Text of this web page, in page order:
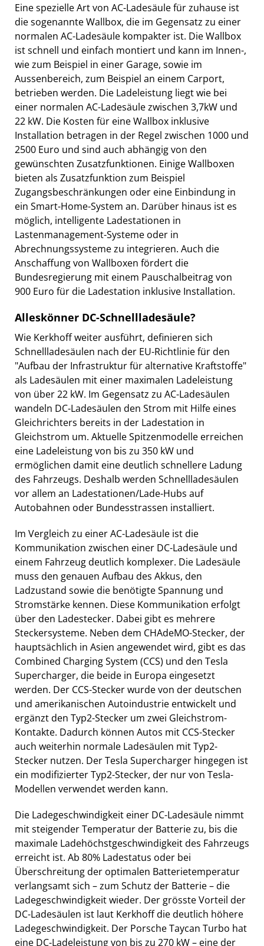
Eine spezielle Art von AC-Ladesäule für zuhause ist
die sogenannte Wallbox, die im Gegensatz zu einer
normalen AC-Ladesäule kompakter ist. Die Wallbox
ist schnell und einfach montiert und kann im Innen-,
wie zum Beispiel in einer Garage, sowie im
Aussenbereich, zum Beispiel an einem Carport,
betrieben werden. Die Ladeleistung liegt wie bei
einer normalen AC-Ladesäule zwischen 3,7kW und
22 kW. Die Kosten für eine Wallbox inklusive
Installation betragen in der Regel zwischen 1000 und
2500 Euro und sind auch abhängig von den
gewünschten Zusatzfunktionen. Einige Wallboxen
bieten als Zusatzfunktion zum Beispiel
Zugangsbeschränkungen oder eine Einbindung in
ein Smart-Home-System an. Darüber hinaus ist es
möglich, intelligente Ladestationen in
Lastenmanagement-Systeme oder in
Abrechnungssysteme zu integrieren. Auch die
Anschaffung von Wallboxen fördert die
Bundesregierung mit einem Pauschalbeitrag von
900 Euro für die Ladestation inklusive Installation.
Alleskönner DC-Schnellladesäule?
Wie Kerkhoff weiter ausführt, definieren sich
Schnellladesäulen nach der EU-Richtlinie für den
"Aufbau der Infrastruktur für alternative Kraftstoffe"
als Ladesäulen mit einer maximalen Ladeleistung
von über 22 kW. Im Gegensatz zu AC-Ladesäulen
wandeln DC-Ladesäulen den Strom mit Hilfe eines
Gleichrichters bereits in der Ladestation in
Gleichstrom um. Aktuelle Spitzenmodelle erreichen
eine Ladeleistung von bis zu 350 kW und
ermöglichen damit eine deutlich schnellere Ladung
des Fahrzeugs. Deshalb werden Schnellladesäulen
vor allem an Ladestationen/Lade-Hubs auf
Autobahnen oder Bundesstrassen installiert.
Im Vergleich zu einer AC-Ladesäule ist die
Kommunikation zwischen einer DC-Ladesäule und
einem Fahrzeug deutlich komplexer. Die Ladesäule
muss den genauen Aufbau des Akkus, den
Ladzustand sowie die benötigte Spannung und
Stromstärke kennen. Diese Kommunikation erfolgt
über den Ladestecker. Dabei gibt es mehrere
Steckersysteme. Neben dem CHAdeMO-Stecker, der
hauptsächlich in Asien angewendet wird, gibt es das
Combined Charging System (CCS) und den Tesla
Supercharger, die beide in Europa eingesetzt
werden. Der CCS-Stecker wurde von der deutschen
und amerikanischen Autoindustrie entwickelt und
ergänzt den Typ2-Stecker um zwei Gleichstrom-
Kontakte. Dadurch können Autos mit CCS-Stecker
auch weiterhin normale Ladesäulen mit Typ2-
Stecker nutzen. Der Tesla Supercharger hingegen ist
ein modifizierter Typ2-Stecker, der nur von Tesla-
Modellen verwendet werden kann.
Die Ladegeschwindigkeit einer DC-Ladesäule nimmt
mit steigender Temperatur der Batterie zu, bis die
maximale Ladehöchstgeschwindigkeit des Fahrzeugs
erreicht ist. Ab 80% Ladestatus oder bei
Überschreitung der optimalen Batterietemperatur
verlangsamt sich – zum Schutz der Batterie – die
Ladegeschwindigkeit wieder. Der grösste Vorteil der
DC-Ladesäulen ist laut Kerkhoff die deutlich höhere
Ladegeschwindigkeit. Der Porsche Taycan Turbo hat
eine DC-Ladeleistung von bis zu 270 kW – eine der